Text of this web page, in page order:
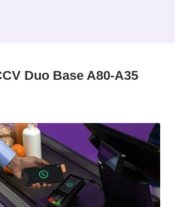
Duo Base A80-A35